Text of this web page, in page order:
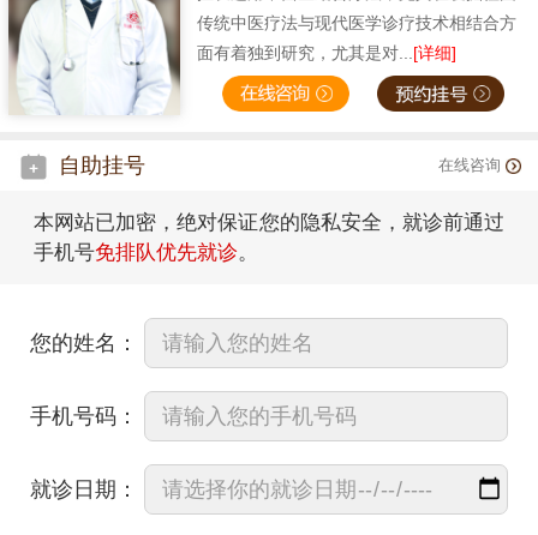
传统中医疗法与现代医学诊疗技术相结合方
面有着独到研究，尤其是对...[详细]
自助挂号 在线咨询
本网站已加密，绝对保证您的隐私安全，就诊前通过
手机号免排队优先就诊。
您的姓名：
手机号码：
就诊日期：